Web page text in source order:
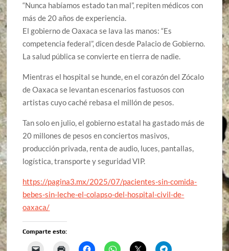
“Nunca habíamos estado tan mal”, repiten médicos con
más de 20 años de experiencia.
El gobierno de Oaxaca se lava las manos: “Es
competencia federal”, dicen desde Palacio de Gobierno.
La salud pública se convierte en tierra de nadie.
Mientras el hospital se hunde, en el corazón del Zócalo
de Oaxaca se levantan escenarios fastuosos con
artistas cuyo caché rebasa el millón de pesos.
Tan solo en julio, el gobierno estatal ha gastado más de
20 millones de pesos en conciertos masivos,
producción privada, renta de audio, luces, pantallas,
logística, transporte y seguridad VIP.
https://pagina3.mx/2025/07/pacientes-sin-comida-
bebes-sin-leche-el-colapso-del-hospital-civil-de-
oaxaca/
Comparte esto: